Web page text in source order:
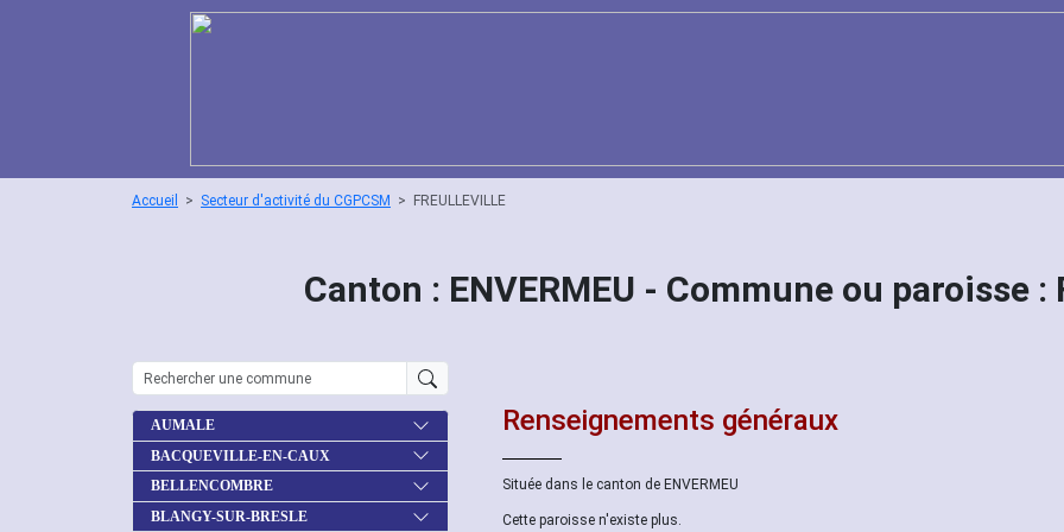
Accueil Secteur d'activité du CGPCSM FREULLEVILLE
Canton : ENVERMEU - Commune ou paroisse :
AUMALE
BACQUEVILLE-EN-CAUX
BELLENCOMBRE
BLANGY-SUR-BRESLE
Renseignements généraux
Située dans le canton de ENVERMEU
Cette paroisse n'existe plus.